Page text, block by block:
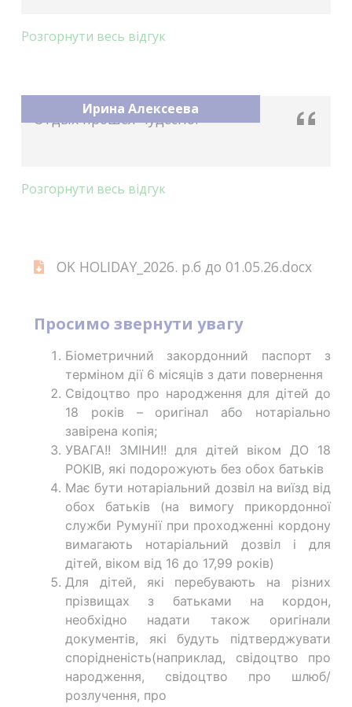
Розгорнути весь відгук
Отдых прошёл чудесно!
Розгорнути весь відгук
Ирина Алексеева
OK HOLIDAY_2026. р.б до 01.05.26.docx
Просимо звернути увагу
Біометричний закордонний паспорт з
терміном дії 6 місяців з дати повернення
Свідоцтво про народження для дітей до
18 років – оригінал або нотаріально
завірена копія;
УВАГА!! ЗМІНИ!! для дітей віком ДО 18
РОКІВ, які подорожують без обох батьків
Має бути нотаріальний дозвіл на виїзд від
обох батьків (на вимогу прикордонної
служби Румунії при проходженні кордону
вимагають нотаріальний дозвіл і для
дітей, віком від 16 до 17,99 років)
Для дітей, які перебувають на різних
прізвищах з батьками на кордон,
необхідно надати також оригінали
документів, які будуть підтверджувати
спорідненість(наприклад, свідоцтво про
народження, свідоцтво про шлюб/
розлучення, про